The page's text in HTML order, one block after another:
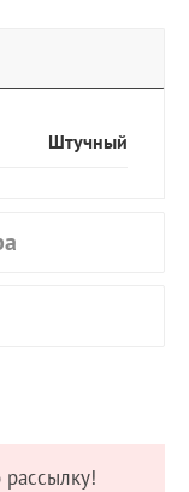
Штучный
рассылку!